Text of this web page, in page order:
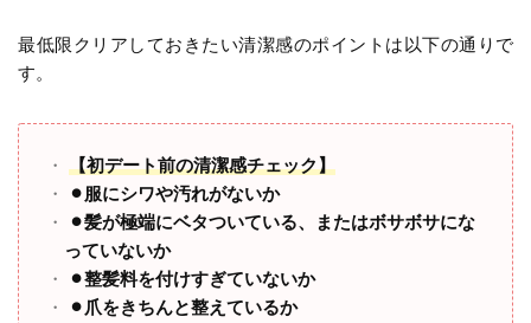
最低限クリアしておきたい清潔感のポイントは以下の通りで
す。
【初デート前の清潔感チェック】
⚫︎服にシワや汚れがないか
⚫︎髪が極端にベタついている、またはボサボサにな
っていないか
⚫︎整髪料を付けすぎていないか
⚫︎爪をきちんと整えているか